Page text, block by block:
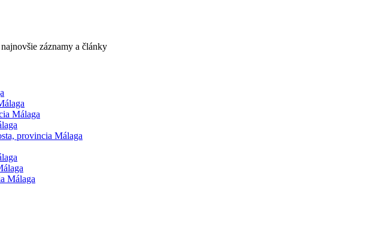
záznamy a články
Málaga
provincia Málaga
Málaga